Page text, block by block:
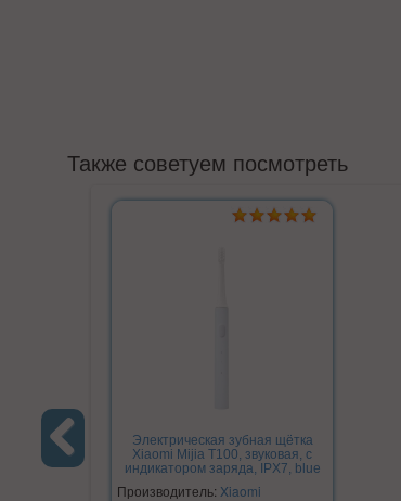
Также советуем посмотреть
Электрическая зубная щётка
Xiaomi Mijia T100, звуковая, с
индикатором заряда, IPX7, blue
Производитель: Xiaomi